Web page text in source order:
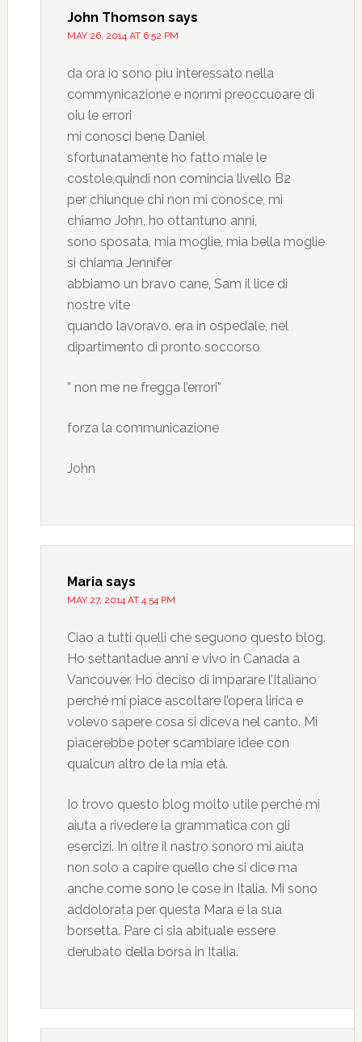
John Thomson says
MAY 26, 2014 AT 6:52 PM
da ora io sono piu interessato nella
commynicazione e nonmi preoccuoare di
oiu le errori
mi conosci bene Daniel
sfortunatamente ho fatto male le
costole,quindi non comincia livello B2
per chiunque chi non mi conosce, mi
chiamo John, ho ottantuno anni,
sono sposata, mia moglie, mia bella moglie
si chiama Jennifer
abbiamo un bravo cane, Sam il lice di
nostre vite
quando lavoravo. era in ospedale, nel
dipartimento di pronto soccorso
” non me ne fregga l’errori”
forza la communicazione
John
Maria says
MAY 27, 2014 AT 4:54 PM
Ciao a tutti quelli che seguono questo blog.
Ho settantadue anni e vivo in Canada a
Vancouver. Ho deciso di imparare l’Italiano
perché mi piace ascoltare l’opera lirica e
volevo sapere cosa si diceva nel canto. Mi
piacerebbe poter scambiare idee con
qualcun altro de la mia età.
Io trovo questo blog molto utile perché mi
aiuta a rivedere la grammatica con gli
esercizi. In oltre il nastro sonoro mi aiuta
non solo a capire quello che si dice ma
anche come sono le cose in Italia. Mi sono
addolorata per questa Mara e la sua
borsetta. Pare ci sia abituale essere
derubato della borsa in Italia.